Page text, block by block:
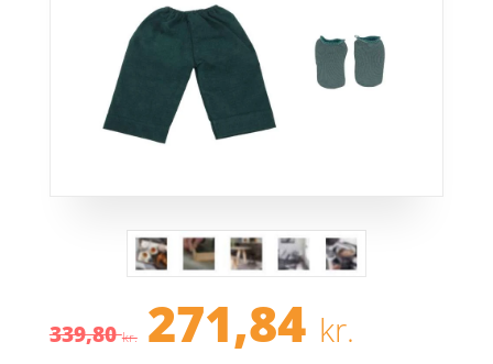
339,80kr. Den
oprindelige
271,84 kr.